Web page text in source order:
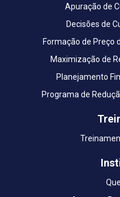
Apuração de
Decisões de
Formação de Preço
Maximização de
Planejamento
Programa de